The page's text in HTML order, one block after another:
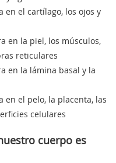
en el cartílago, los ojos y
en la piel, los músculos,
reticulares
en la lámina basal y la
en el pelo, la placenta, las
celulares
cuerpo es